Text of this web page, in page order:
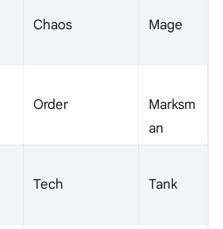
Chaos Mage
Order
Marksm
an
Tech Tank